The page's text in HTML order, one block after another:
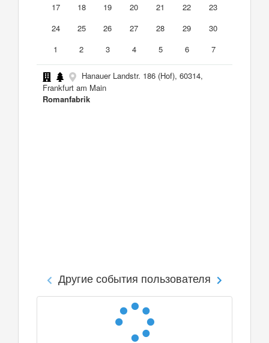
17
18 19 20 21 22
23
24
25 26 27 28 29
30
1
2 3 4 5 6 7
Hanauer Landstr. 186 (Hof), 60314,
Frankfurt am Main
Romanfabrik
Другие события пользователя